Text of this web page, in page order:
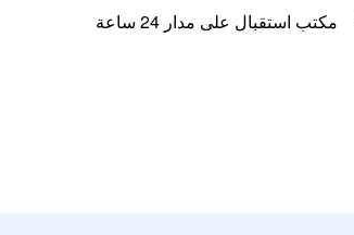
مكتب استقبال على مدار 24 ساعة